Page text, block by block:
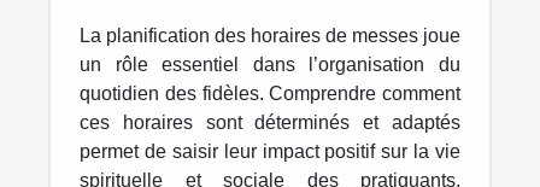
pratiquants ?
La planification des horaires de messes joue
un rôle essentiel dans l’organisation du
quotidien des fidèles. Comprendre comment
ces horaires sont déterminés et adaptés
permet de saisir leur impact positif sur la vie
spirituelle et sociale des pratiquants.